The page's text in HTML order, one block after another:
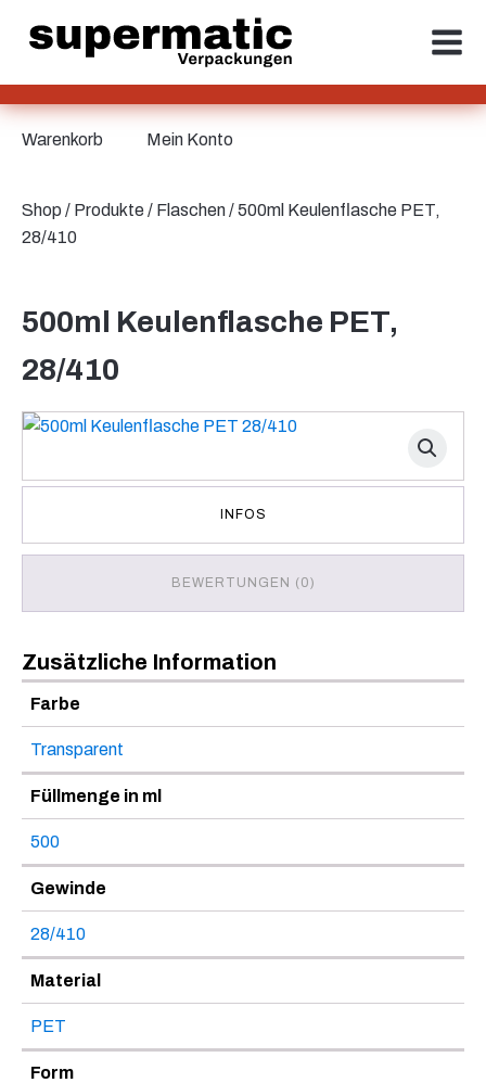
Shop / Produkte/ Flaschen/ 500ml Keulenflasche PET,
28/410
Warenkorb Mein Konto
500ml Keulenflasche PET,
28/410
INFOS
BEWERTUNGEN (0)
Zusätzliche Information
Farbe
Transparent
Füllmenge in ml
500
Gewinde
28/410
Material
PET
Form